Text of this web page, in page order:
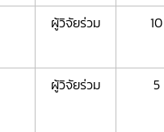
ผู้วิจัยร่วม 10
ผู้วิจัยร่วม 5